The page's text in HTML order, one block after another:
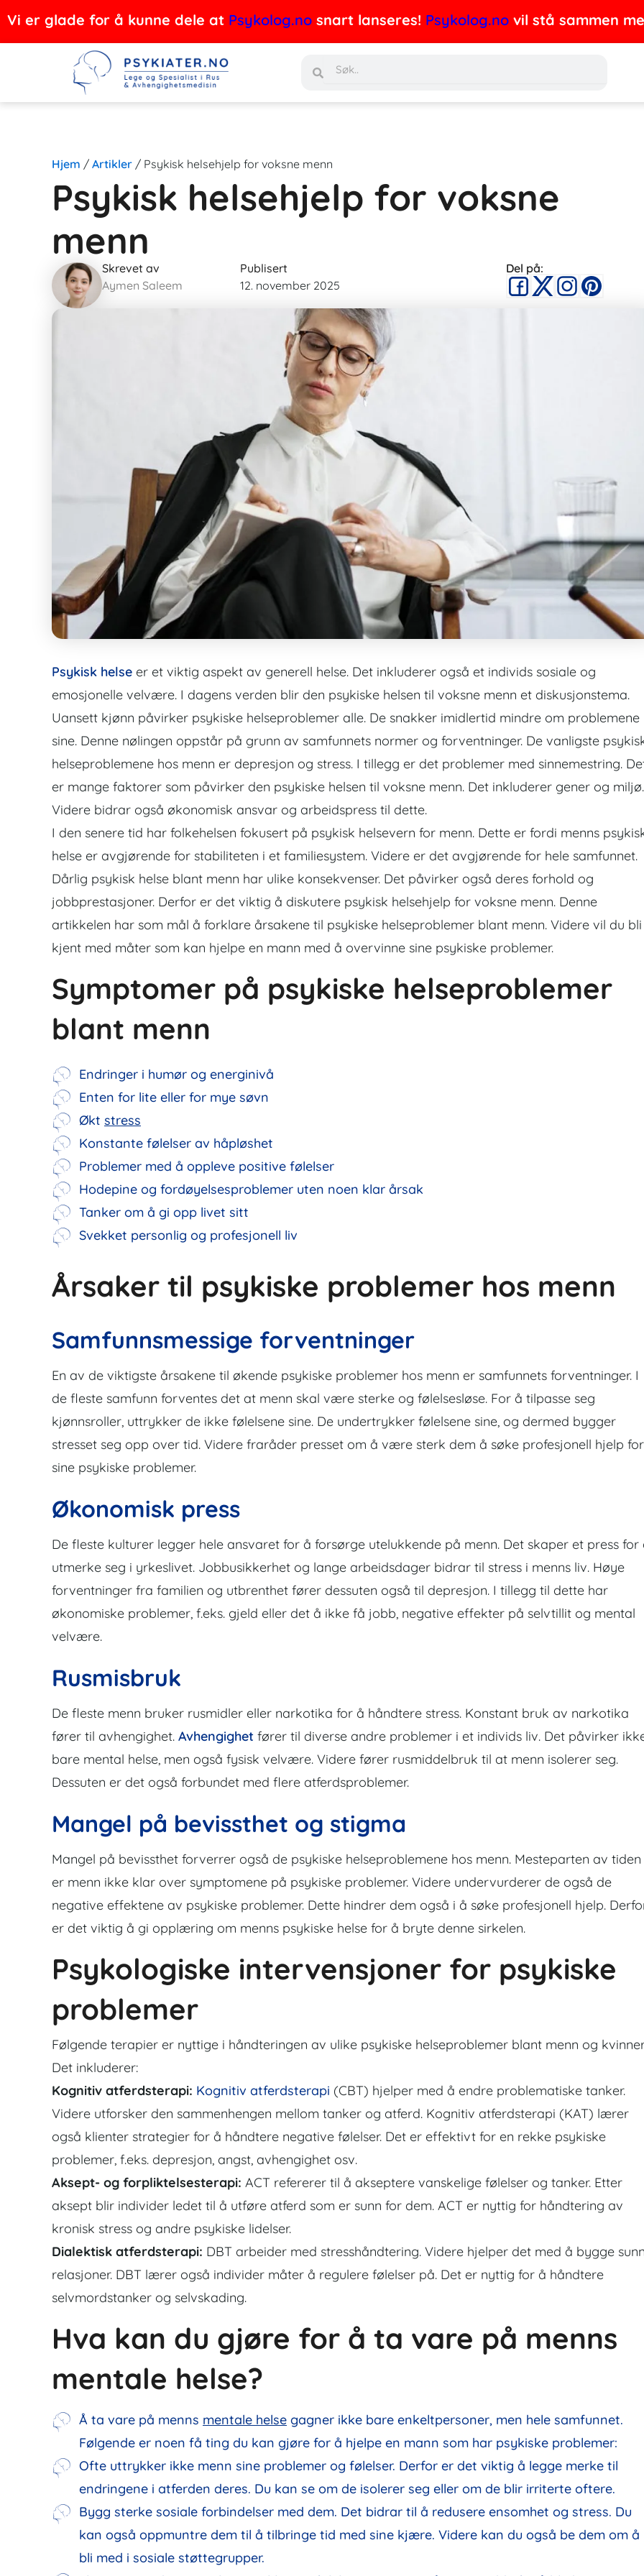
Hopp
Vi er glade for å kunne dele at Psykolog.no snart lanseres! Psykolog.no vil stå sammen
Hjem / Artikler / Psykisk helsehjelp for voksne menn
Psykisk helsehjelp for voksne
menn
Skrevet av
Aymen Saleem
Publisert
12. november 2025
Del på:
Psykisk helse er et viktig aspekt av generell helse. Det inkluderer også et individs sosiale og
emosjonelle velvære. I dagens verden blir den psykiske helsen til voksne menn et diskusjonstema.
Uansett kjønn påvirker psykiske helseproblemer alle. De snakker imidlertid mindre om problemene
sine. Denne nølingen oppstår på grunn av samfunnets normer og forventninger. De vanligste
helseproblemene hos menn er depresjon og stress. I tillegg er det problemer med sinnemestring.
er mange faktorer som påvirker den psykiske helsen til voksne menn. Det inkluderer gener og miljø.
Videre bidrar også økonomisk ansvar og arbeidspress til dette.
I den senere tid har folkehelsen fokusert på psykisk helsevern for menn. Dette er fordi menns
helse er avgjørende for stabiliteten i et familiesystem. Videre er det avgjørende for hele samfunnet.
Dårlig psykisk helse blant menn har ulike konsekvenser. Det påvirker også deres forhold og
jobbprestasjoner. Derfor er det viktig å diskutere psykisk helsehjelp for voksne menn. Denne
artikkelen har som mål å forklare årsakene til psykiske helseproblemer blant menn. Videre vil du bli
kjent med måter som kan hjelpe en mann med å overvinne sine psykiske problemer.
Symptomer på psykiske helseproblemer
blant menn
Endringer i humør og energinivå
Enten for lite eller for mye søvn
Økt stress
Konstante følelser av håpløshet
Problemer med å oppleve positive følelser
Hodepine og fordøyelsesproblemer uten noen klar årsak
Tanker om å gi opp livet sitt
Svekket personlig og profesjonell liv
Årsaker til psykiske problemer hos menn
Samfunnsmessige forventninger
En av de viktigste årsakene til økende psykiske problemer hos menn er samfunnets forventninger. I
de fleste samfunn forventes det at menn skal være sterke og følelsesløse. For å tilpasse seg
kjønnsroller, uttrykker de ikke følelsene sine. De undertrykker følelsene sine, og dermed bygger
stresset seg opp over tid. Videre fraråder presset om å være sterk dem å søke profesjonell hjelp for
sine psykiske problemer.
Økonomisk press
De fleste kulturer legger hele ansvaret for å forsørge utelukkende på menn. Det skaper et press for
utmerke seg i yrkeslivet. Jobbusikkerhet og lange arbeidsdager bidrar til stress i menns liv. Høye
forventninger fra familien og utbrenthet fører dessuten også til depresjon. I tillegg til dette har
økonomiske problemer, f.eks. gjeld eller det å ikke få jobb, negative effekter på selvtillit og mental
velvære.
Rusmisbruk
De fleste menn bruker rusmidler eller narkotika for å håndtere stress. Konstant bruk av narkotika
fører til avhengighet. Avhengighet fører til diverse andre problemer i et individs liv. Det påvirker
bare mental helse, men også fysisk velvære. Videre fører rusmiddelbruk til at menn isolerer seg.
Dessuten er det også forbundet med flere atferdsproblemer.
Mangel på bevissthet og stigma
Mangel på bevissthet forverrer også de psykiske helseproblemene hos menn. Mesteparten av tiden
er menn ikke klar over symptomene på psykiske problemer. Videre undervurderer de også de
negative effektene av psykiske problemer. Dette hindrer dem også i å søke profesjonell hjelp.
er det viktig å gi opplæring om menns psykiske helse for å bryte denne sirkelen.
Psykologiske intervensjoner for psykiske
problemer
Følgende terapier er nyttige i håndteringen av ulike psykiske helseproblemer blant menn og
Det inkluderer:
Kognitiv atferdsterapi: Kognitiv atferdsterapi (CBT) hjelper med å endre problematiske tanker.
Videre utforsker den sammenhengen mellom tanker og atferd. Kognitiv atferdsterapi (KAT) lærer
også klienter strategier for å håndtere negative følelser. Det er effektivt for en rekke psykiske
problemer, f.eks. depresjon, angst, avhengighet osv.
Aksept- og forpliktelsesterapi: ACT refererer til å akseptere vanskelige følelser og tanker. Etter
aksept blir individer ledet til å utføre atferd som er sunn for dem. ACT er nyttig for håndtering av
kronisk stress og andre psykiske lidelser.
Dialektisk atferdsterapi: DBT arbeider med stresshåndtering. Videre hjelper det med å bygge
relasjoner. DBT lærer også individer måter å regulere følelser på. Det er nyttig for å håndtere
selvmordstanker og selvskading.
Hva kan du gjøre for å ta vare på menns
mentale helse?
Å ta vare på menns mentale helse gagner ikke bare enkeltpersoner, men hele samfunnet.
Følgende er noen få ting du kan gjøre for å hjelpe en mann som har psykiske problemer:
Ofte uttrykker ikke menn sine problemer og følelser. Derfor er det viktig å legge merke til
endringene i atferden deres. Du kan se om de isolerer seg eller om de blir irriterte oftere.
Bygg sterke sosiale forbindelser med dem. Det bidrar til å redusere ensomhet og stress. Du
kan også oppmuntre dem til å tilbringe tid med sine kjære. Videre kan du også be dem om å
bli med i sosiale støttegrupper.